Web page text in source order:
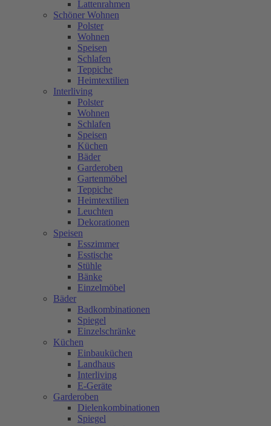
Lattenrahmen
Schöner Wohnen
Polster
Wohnen
Speisen
Schlafen
Teppiche
Heimtextilien
Interliving
Polster
Wohnen
Schlafen
Speisen
Küchen
Bäder
Garderoben
Gartenmöbel
Teppiche
Heimtextilien
Leuchten
Dekorationen
Speisen
Esszimmer
Esstische
Stühle
Bänke
Einzelmöbel
Bäder
Badkombinationen
Spiegel
Einzelschränke
Küchen
Einbauküchen
Landhaus
Interliving
E-Geräte
Garderoben
Dielenkombinationen
Spiegel